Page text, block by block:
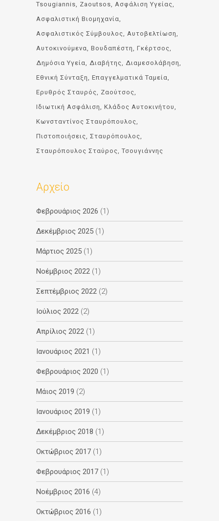
Tsougiannis Zaoutsos Ασφάλιση Υγείας
Ασφαλιστική Βιομηχανία
Ασφαλιστικός Σύμβουλος
Αυτοβελτίωση
Αυτοκινούμενα Βουδαπέστη
Γκέρτσος
Δημόσια Υγεία Διαβήτης
Διαμεσολάβηση
Εθνική Σύνταξη
Επαγγελματικά Ταμεία
Ερυθρός Σταυρός
Ζαούτσος
Ιδιωτική Ασφάλιση
Κλάδος Αυτοκινήτου
Κωνσταντίνος Σταυρόπουλος
Πιστοποιήσεις
Σταυρόπουλος
Σταυρόπουλος Σταύρος
Τσουγιάννης
Αρχείο
Φεβρουάριος 2026 (1)
Δεκέμβριος 2025 (1)
Μάρτιος 2025 (1)
Νοέμβριος 2022 (1)
Σεπτέμβριος 2022 (2)
Ιούλιος 2022 (2)
Απρίλιος 2022 (1)
Ιανουάριος 2021 (1)
Φεβρουάριος 2020 (1)
Μάιος 2019 (2)
Ιανουάριος 2019 (1)
Δεκέμβριος 2018 (1)
Οκτώβριος 2017 (1)
Φεβρουάριος 2017 (1)
Νοέμβριος 2016 (4)
Οκτώβριος 2016 (1)